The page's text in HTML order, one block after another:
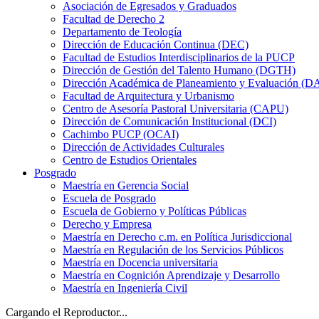
Asociación de Egresados y Graduados
Facultad de Derecho 2
Departamento de Teología
Dirección de Educación Continua (DEC)
Facultad de Estudios Interdisciplinarios de la PUCP
Dirección de Gestión del Talento Humano (DGTH)
Dirección Académica de Planeamiento y Evaluación
Facultad de Arquitectura y Urbanismo
Centro de Asesoría Pastoral Universitaria (CAPU)
Dirección de Comunicación Institucional (DCI)
Cachimbo PUCP (OCAI)
Dirección de Actividades Culturales
Centro de Estudios Orientales
Posgrado
Maestría en Gerencia Social
Escuela de Posgrado
Escuela de Gobierno y Políticas Públicas
Derecho y Empresa
Maestría en Derecho c.m. en Política Jurisdiccional
Maestría en Regulación de los Servicios Públicos
Maestría en Docencia universitaria
Maestría en Cognición Aprendizaje y Desarrollo
Maestría en Ingeniería Civil
Cargando el Reproductor...